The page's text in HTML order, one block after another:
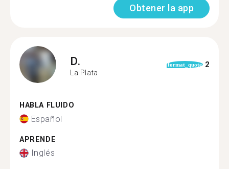
Obtener la app
D.
La Plata
format_quote 2
HABLA FLUIDO
Español
APRENDE
Inglés